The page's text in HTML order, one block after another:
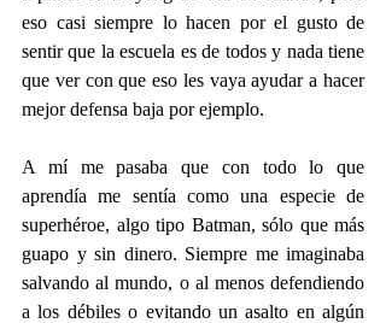
eso casi siempre lo hacen por el gusto de
sentir que la escuela es de todos y nada tiene
que ver con que eso les vaya ayudar a hacer
mejor defensa baja por ejemplo.
A mí me pasaba que con todo lo que
aprendía me sentía como una especie de
superhéroe, algo tipo Batman, sólo que más
guapo y sin dinero. Siempre me imaginaba
salvando al mundo, o al menos defendiendo
a los débiles o evitando un asalto en algún